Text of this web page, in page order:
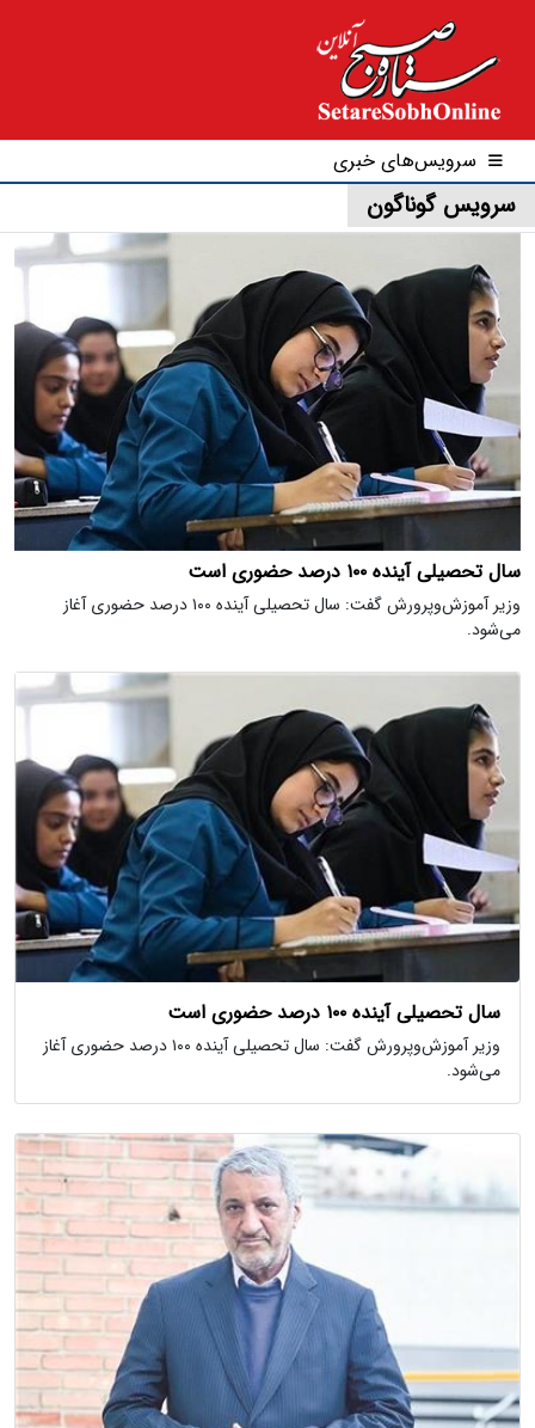
سرویس‌های خبری
سرویس گوناگون
سال تحصیلی آینده ۱۰۰ درصد حضوری است
وزیر آموزش‌وپرورش گفت: سال تحصیلی آینده ۱۰۰ درصد حضوری آغاز
می‌شود.
سال تحصیلی آینده ۱۰۰ درصد حضوری است
وزیر آموزش‌وپرورش گفت: سال تحصیلی آینده ۱۰۰ درصد حضوری آغاز
می‌شود.